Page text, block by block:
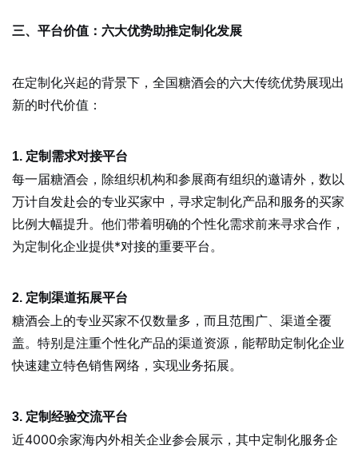
三、平台价值：六大优势助推定制化发展
在定制化兴起的背景下，全国糖酒会的六大传统优势展现出
新的时代价值：
1. 定制需求对接平台
每一届糖酒会，除组织机构和参展商有组织的邀请外，数以
万计自发赴会的专业买家中，寻求定制化产品和服务的买家
比例大幅提升。他们带着明确的个性化需求前来寻求合作，
为定制化企业提供*对接的重要平台。
2. 定制渠道拓展平台
糖酒会上的专业买家不仅数量多，而且范围广、渠道全覆
盖。特别是注重个性化产品的渠道资源，能帮助定制化企业
快速建立特色销售网络，实现业务拓展。
3. 定制经验交流平台
近4000余家海内外相关企业参会展示，其中定制化服务企